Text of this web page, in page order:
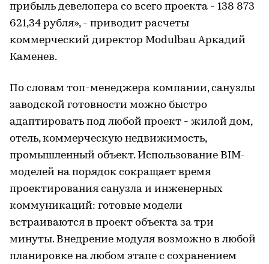
прибыль девелопера со всего проекта - 138 873
621,34 рубля», - приводит расчеты
коммерческий директор Modulbau Аркадий
Каменев.
По словам топ-менеджера компании, санузлы
заводской готовности можно быстро
адаптировать под любой проект - жилой дом,
отель, коммерческую недвижимость,
промышленный объект. Использование BIM-
моделей на порядок сокращает время
проектирования санузла и инженерных
коммуникаций: готовые модели
встраиваются в проект объекта за три
минуты. Внедрение модуля возможно в любой
планировке на любом этапе с сохранением